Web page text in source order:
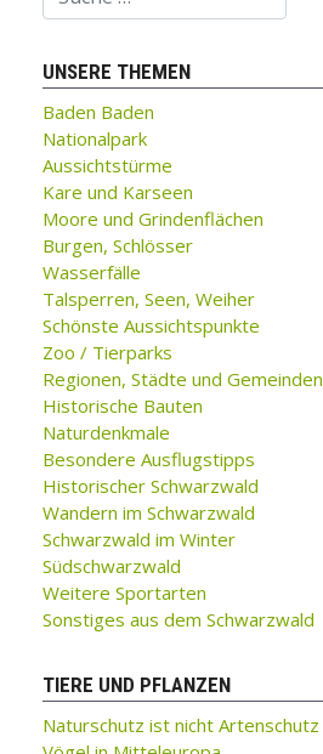
UNSERE THEMEN
Baden Baden
Nationalpark
Aussichtstürme
Kare und Karseen
Moore und Grindenflächen
Burgen, Schlösser
Wasserfälle
Talsperren, Seen, Weiher
Schönste Aussichtspunkte
Zoo / Tierparks
Regionen, Städte und Gemeinden
Historische Bauten
Naturdenkmale
Besondere Ausflugstipps
Historischer Schwarzwald
Wandern im Schwarzwald
Schwarzwald im Winter
Südschwarzwald
Weitere Sportarten
Sonstiges aus dem Schwarzwald
TIERE UND PFLANZEN
Naturschutz ist nicht Artenschutz